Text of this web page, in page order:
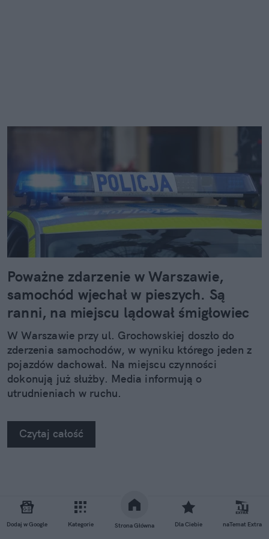
Dodaj w Google Kategorie Strona Główna Dla Ciebie naTemat Extra
Poważne zdarzenie w Warszawie,
samochód wjechał w pieszych. Są
ranni, na miejscu lądował śmigłowiec
W Warszawie przy ul. Grochowskiej doszło do
zderzenia samochodów, w wyniku którego jeden z
pojazdów dachował. Na miejscu czynności
dokonują już służby. Media informują o
utrudnieniach w ruchu.
Czytaj całość